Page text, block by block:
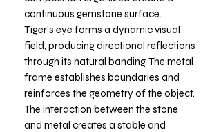
continuous gemstone surface.
Tiger’s eye forms a dynamic visual
field, producing directional reflections
through its natural banding. The metal
frame establishes boundaries and
reinforces the geometry of the object.
The interaction between the stone
and metal creates a stable and